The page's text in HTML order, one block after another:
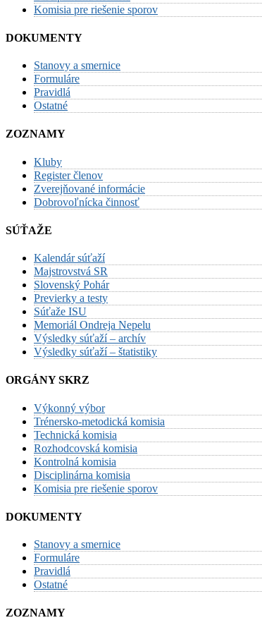
Komisia pre riešenie sporov
DOKUMENTY
Stanovy a smernice
Formuláre
Pravidlá
Ostatné
ZOZNAMY
Kluby
Register členov
Zverejňované informácie
Dobrovoľnícka činnosť
SÚŤAŽE
Kalendár súťaží
Majstrovstvá SR
Slovenský Pohár
Previerky a testy
Súťaže ISU
Memoriál Ondreja Nepelu
Výsledky súťaží – archív
Výsledky súťaží – štatistiky
ORGÁNY SKRZ
Výkonný výbor
Trénersko-metodická komisia
Technická komisia
Rozhodcovská komisia
Kontrolná komisia
Disciplinárna komisia
Komisia pre riešenie sporov
DOKUMENTY
Stanovy a smernice
Formuláre
Pravidlá
Ostatné
ZOZNAMY